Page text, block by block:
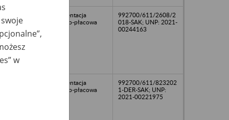
Dokumentacja
osobowo-płacowa
992700/611/2608/2
018-SAK; UNP: 2021-
00244163
Dokumentacja
osobowo-płacowa
992700/611/823202
1-DER-SAK; UNP:
2021-00221975
w